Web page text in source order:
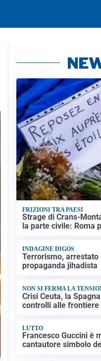
FRIZIONI TRA PAESI
Strage di Crans-
la parte civile: Roma
INDAGINE DIGOS
Terrorismo, arrestato
propaganda jihadista
NON SI FERMA LA
Crisi Ceuta, la
controlli alle frontiere
LUTTO
Francesco Guccini è
cantautore simbolo